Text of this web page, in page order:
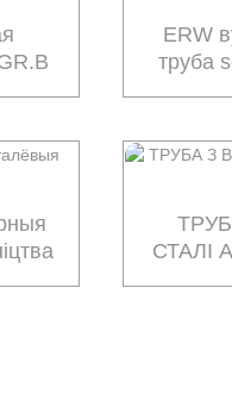
ERW
труба
СТАЛІ